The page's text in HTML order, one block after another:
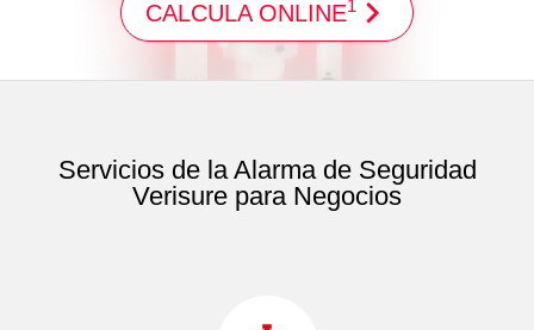
CALCULA ONLINE1
Servicios de la Alarma de Seguridad
Verisure para Negocios